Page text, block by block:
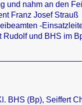
und nahm an den
Franz Josef Strauß
-
Rudolf und BHS im
BHS (Bp), Seiffert